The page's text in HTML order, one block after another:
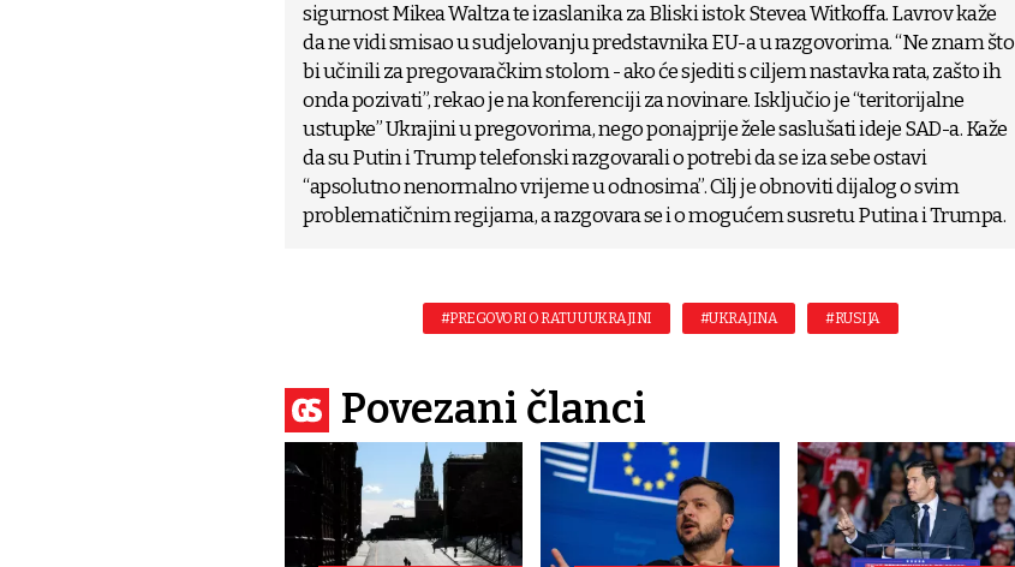
sigurnost Mikea Waltza te izaslanika za Bliski istok Stevea Witkoffa. Lavrov kaže
da ne vidi smisao u sudjelovanju predstavnika EU-a u razgovorima. “Ne znam što
bi učinili za pregovaračkim stolom - ako će sjediti s ciljem nastavka rata, zašto ih
onda pozivati”, rekao je na konferenciji za novinare. Isključio je “teritorijalne
ustupke” Ukrajini u pregovorima, nego ponajprije žele saslušati ideje SAD-a. Kaže
da su Putin i Trump telefonski razgovarali o potrebi da se iza sebe ostavi
“apsolutno nenormalno vrijeme u odnosima”. Cilj je obnoviti dijalog o svim
problematičnim regijama, a razgovara se i o mogućem susretu Putina i Trumpa.
#PREGOVORI O RATU U UKRAJINI #UKRAJINA #RUSIJA
Povezani članci